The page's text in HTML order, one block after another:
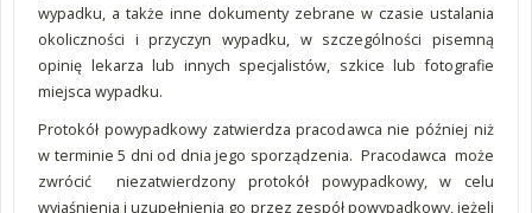
wypadku, a także inne dokumenty zebrane w czasie ustalania
okoliczności i przyczyn wypadku, w szczególności pisemną
opinię lekarza lub innych specjalistów, szkice lub fotografie
miejsca wypadku.
Protokół powypadkowy zatwierdza pracodawca nie później niż
w terminie 5 dni od dnia jego sporządzenia. Pracodawca może
zwrócić niezatwierdzony protokół powypadkowy, w celu
wyjaśnienia i uzupełnienia go przez zespół powypadkowy, jeżeli